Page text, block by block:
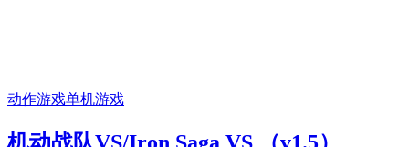
动作游戏单机游戏